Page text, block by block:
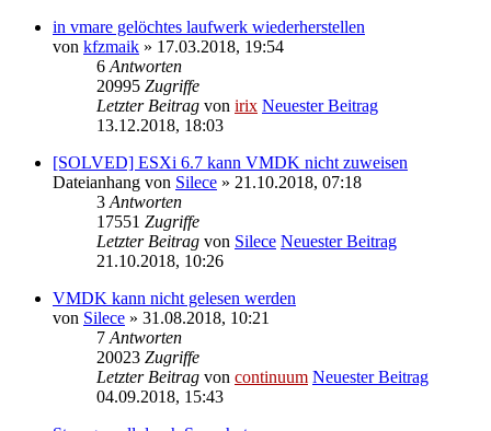
in vmare gelöchtes laufwerk wiederherstellen
von kfzmaik » 17.03.2018, 19:54
6 Antworten
20995 Zugriffe
Letzter Beitrag von irix Neuester Beitrag
13.12.2018, 18:03
[SOLVED] ESXi 6.7 kann VMDK nicht zuweisen
Dateianhang von Silece » 21.10.2018, 07:18
3 Antworten
17551 Zugriffe
Letzter Beitrag von Silece Neuester Beitrag
21.10.2018, 10:26
VMDK kann nicht gelesen werden
von Silece » 31.08.2018, 10:21
7 Antworten
20023 Zugriffe
Letzter Beitrag von continuum Neuester Beitrag
04.09.2018, 15:43